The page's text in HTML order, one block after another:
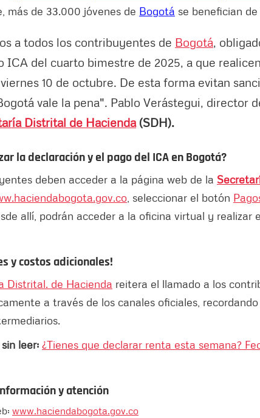
más de 33.000 jóvenes de Bogotá se benefician
a todos los contribuyentes de Bogotá ,
ICA del cuarto bimestre de 2025, a que
10 de octubre. De esta forma evitan
vale la pena". Pablo Verástegui, director
Distrital de Hacienda (SDH).
la declaración y el pago del ICA en Bogotá?
deben acceder a la página web de la
, seleccionar el botón
allí, podrán acceder a la oficina virtual y realizar
y costos adicionales!
Distrital. de Hacienda reitera el llamado a los
a través de los canales oficiales,
leer: ¿Tienes que declarar renta esta semana?
y atención
www.haciendabogota.gov.co